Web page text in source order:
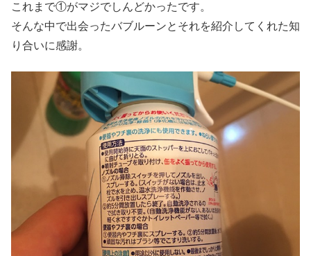
これまで①がマジでしんどかったです。
そんな中で出会ったバブルーンとそれを紹介してくれた知
り合いに感謝。